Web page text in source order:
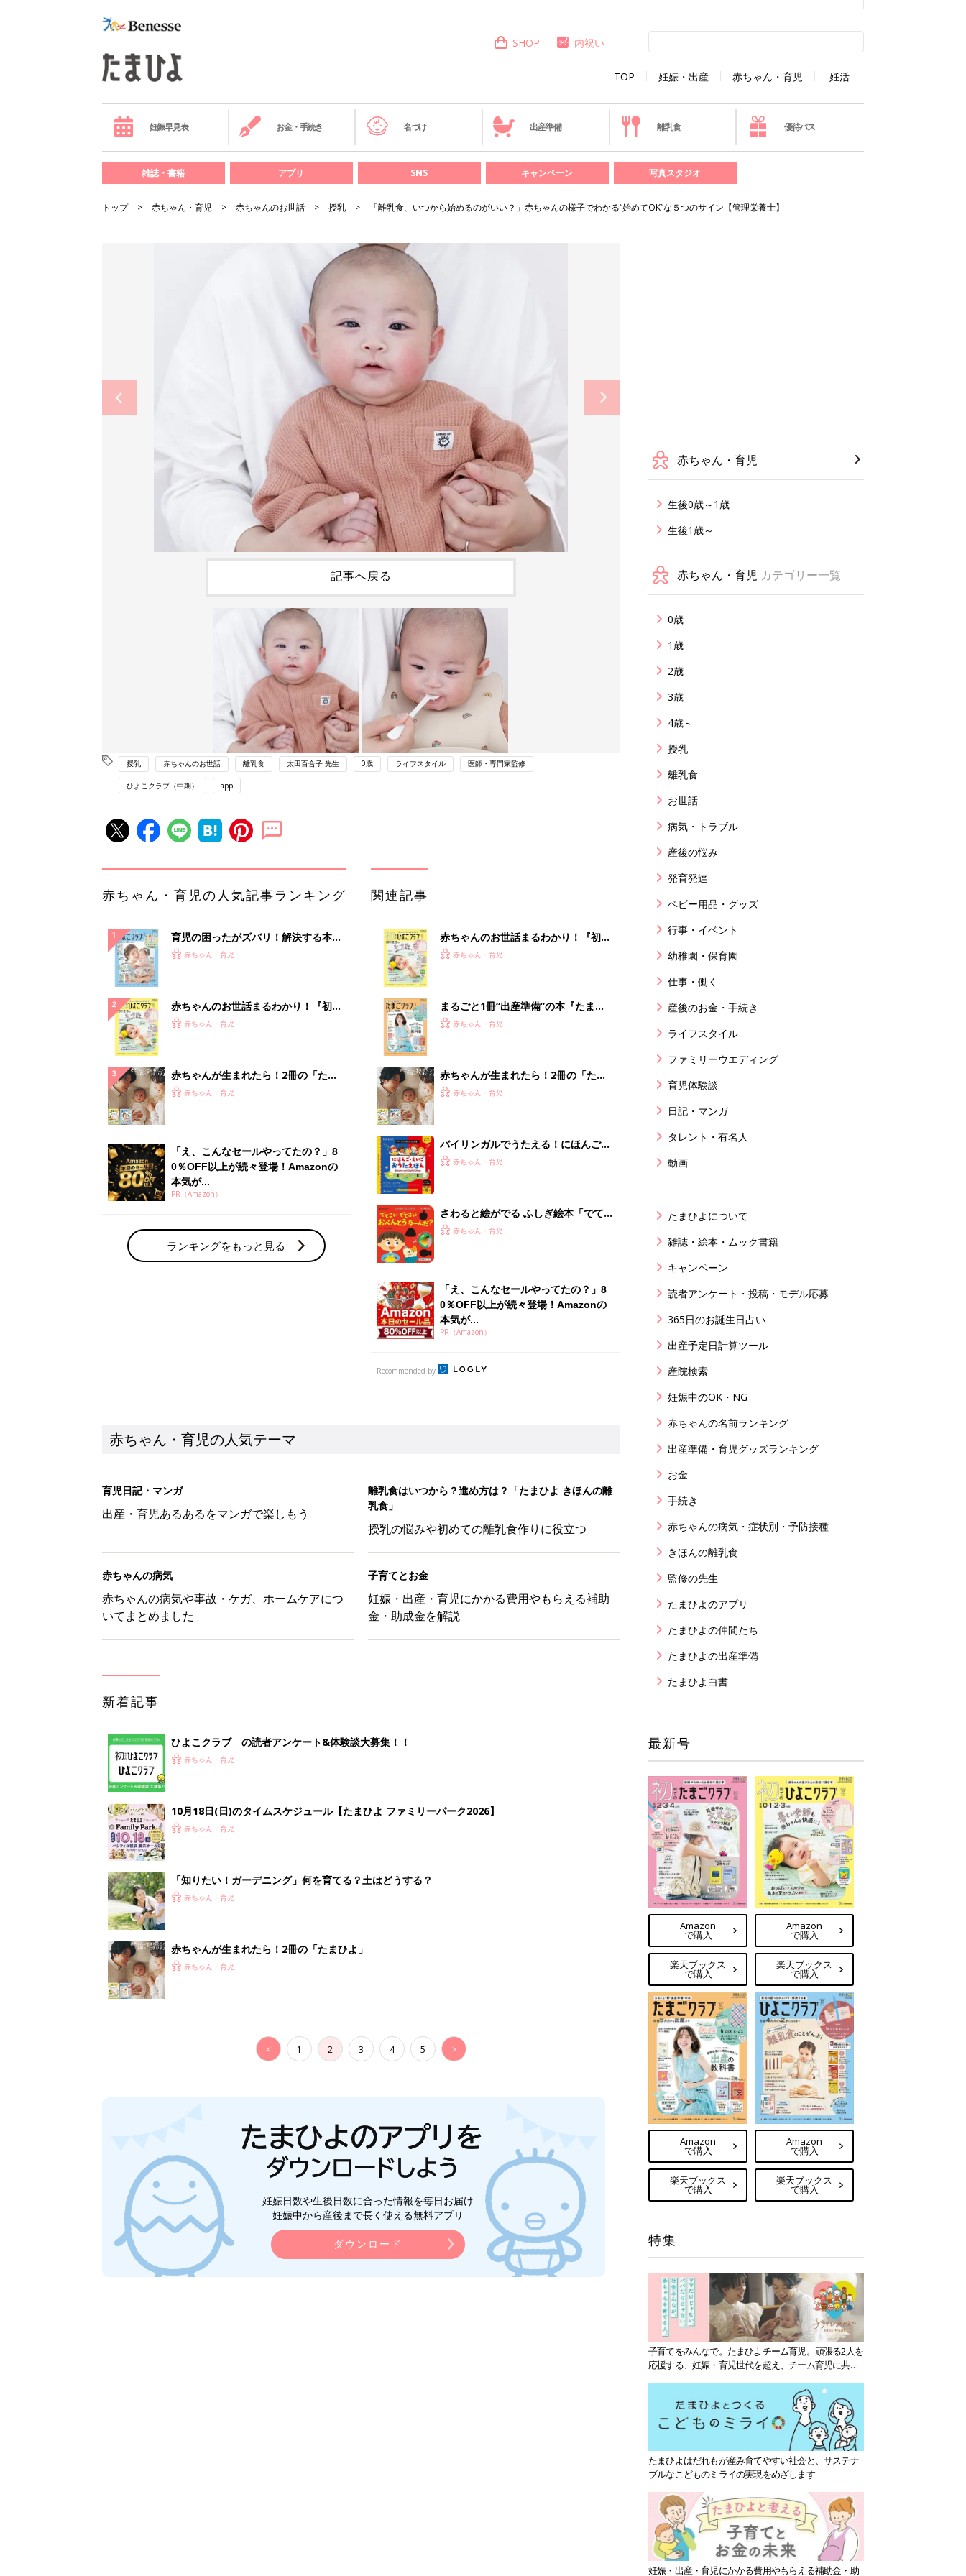
TOP 妊娠・出産 赤ちゃん・育児 妊活
SHOP 内祝い
妊娠早見表 お金・手続き 名づけ 出産準備 離乳食 優待パス
雑誌・書籍 アプリ SNS キャンペーン 写真スタジオ
トップ 赤ちゃん・育児 赤ちゃんのお世話 授乳 「離乳食、いつから始めるのがいい？」赤ちゃんの様子でわかる“始めてOK”な５つのサイン【管理栄養士】
記事へ戻る
授乳 赤ちゃんのお世話 離乳食 太田百合子 先生 0歳 ライフスタイル 医師・専門家監修
ひよこクラブ（中期） app
赤ちゃん・育児の人気記事ランキング
育児の困ったがズバリ！解決する本
『ひよこクラブ 夏号』 4カ月～2才
赤ちゃん・育児
赤ちゃんのお世話まるわかり！『初め
てのひよこクラブ 夏号』〈巻頭大特
解決テク
赤ちゃん・育児
赤ちゃんが生まれたら！2冊の「たま
ひよ」
赤ちゃん・育児
「え、こんなセールやってたの？」8
0％OFF以上が続々登場！Amazonの
本気が...
PR（Amazon）
ランキングをもっと見る
関連記事
赤ちゃんのお世話まるわかり！『初め
てのひよこクラブ 夏号』〈巻頭大特
赤ちゃん・育児
まるごと1冊“出産準備”の本『たまご
クラブ 夏号』〈スペシャル大特集〉
赤ちゃん・育児
赤ちゃんが生まれたら！2冊の「たま
ひよ」
赤ちゃん・育児
バイリンガルでうたえる！にほんご
えいご おうたえほん（たまひよ おう
赤ちゃん・育児
さわると絵がでる ふしぎ絵本「でて
こい でてこい おべんとうなーん
赤ちゃん・育児
「え、こんなセールやってたの？」8
0％OFF以上が続々登場！Amazonの
本気が...
PR（Amazon）
Recommended by
赤ちゃん・育児の人気テーマ
育児日記・マンガ
出産・育児あるあるをマンガで楽しもう
離乳食はいつから？進め方は？「たまひよ きほんの離
乳食」
授乳の悩みや初めての離乳食作りに役立つ
赤ちゃんの病気
赤ちゃんの病気や事故・ケガ、ホームケアにつ
いてまとめました
子育てとお金
妊娠・出産・育児にかかる費用やもらえる補助
金・助成金を解説
新着記事
ひよこクラブ の読者アンケート&体験談大募集！！
赤ちゃん・育児
10月18日(日)のタイムスケジュール【たまひよ ファミリーパーク2026】
赤ちゃん・育児
「知りたい！ガーデニング」何を育てる？土はどうする？
赤ちゃん・育児
赤ちゃんが生まれたら！2冊の「たまひよ」
赤ちゃん・育児
< 1 2 3 4 5 >
妊娠日数や生後日数に合った情報を毎日お届け
妊娠中から産後まで長く使える無料アプリ
ダウンロード
赤ちゃん・育児
生後0歳～1歳
生後1歳～
赤ちゃん・育児 カテゴリー一覧
0歳
1歳
2歳
3歳
4歳～
授乳
離乳食
お世話
病気・トラブル
産後の悩み
発育発達
ベビー用品・グッズ
行事・イベント
幼稚園・保育園
仕事・働く
産後のお金・手続き
ライフスタイル
ファミリーウエディング
育児体験談
日記・マンガ
タレント・有名人
動画
たまひよについて
雑誌・絵本・ムック書籍
キャンペーン
読者アンケート・投稿・モデル応募
365日のお誕生日占い
出産予定日計算ツール
産院検索
妊娠中のOK・NG
赤ちゃんの名前ランキング
出産準備・育児グッズランキング
お金
手続き
赤ちゃんの病気・症状別・予防接種
きほんの離乳食
監修の先生
たまひよのアプリ
たまひよの仲間たち
たまひよの出産準備
たまひよ白書
最新号
Amazon
で購入
楽天ブックス
で購入
Amazon
で購入
楽天ブックス
で購入
Amazon
で購入
楽天ブックス
で購入
Amazon
で購入
楽天ブックス
で購入
特集
子育てをみんなで。たまひよチーム育児。頑張る2人を
応援する、妊娠・育児世代を超え、チーム育児に共感
たまひよはだれもが産み育てやすい社会と、サステナ
ブルなこどものミライの実現をめざします
妊娠・出産・育児にかかる費用やもらえる補助金・助